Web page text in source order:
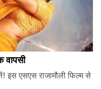
वापसी
इस एसएस राजामौली फिल्म से